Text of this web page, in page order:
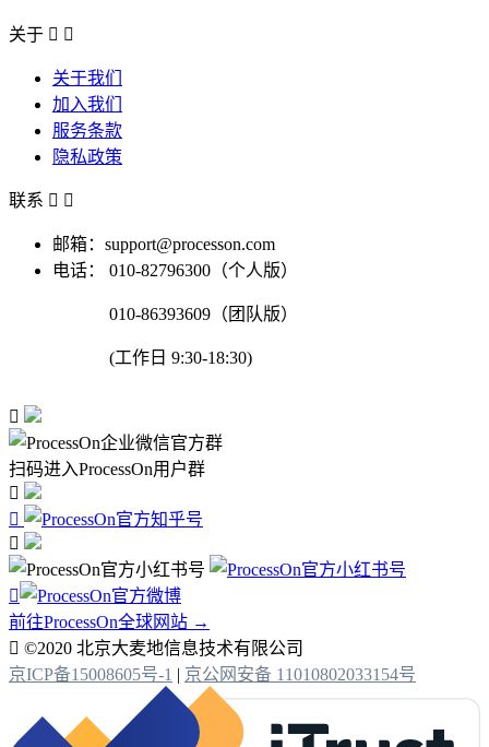
关于  
关于我们
加入我们
服务条款
隐私政策
联系  
邮箱：support@processon.com
电话：
010-82796300（个人版）
010-86393609（团队版）
(工作日 9:30-18:30)

扫码进入ProcessOn用户群




前往ProcessOn全球网站 →
 ©2020 北京大麦地信息技术有限公司
京ICP备15008605号-1 | 京公网安备 11010802033154号